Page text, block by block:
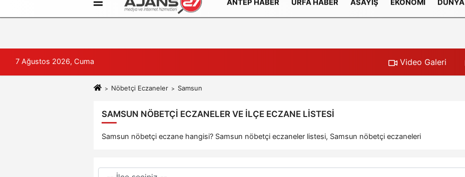
İletişim Çerez Politikası
ANTEP HABER URFA HABER ASAYIŞ EKONOMI DÜNYA
7 Ağustos 2026, Cuma Video Galeri
Nöbetçi Eczaneler Samsun
SAMSUN NÖBETÇI ECZANELER VE İLÇE ECZANE LISTESI
Samsun nöbetçi eczane hangisi? Samsun nöbetçi eczaneler listesi, Samsun nöbetçi eczaneleri